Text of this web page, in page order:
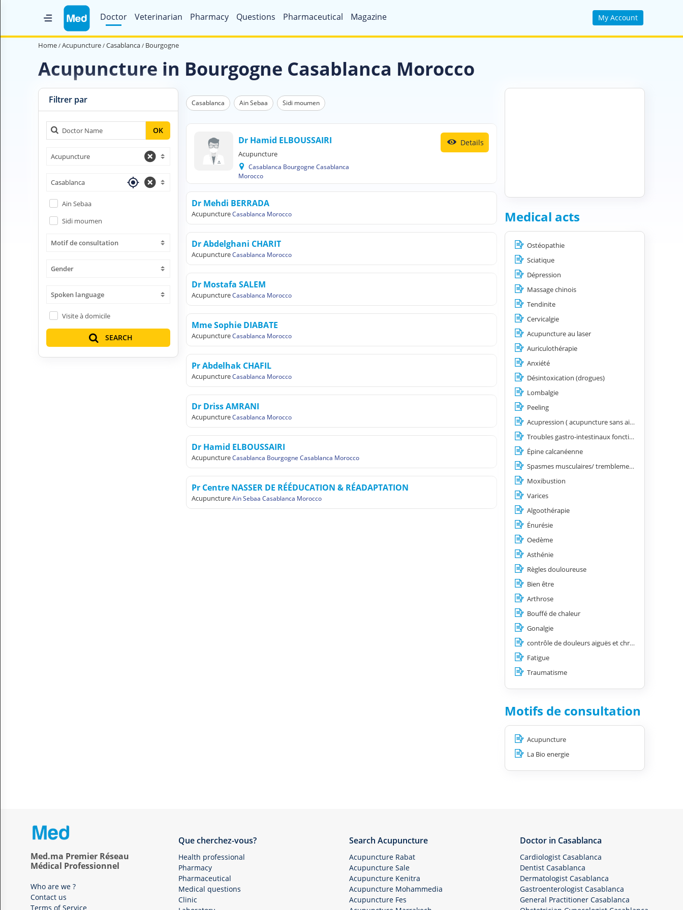
Doctor Veterinarian Pharmacy Questions Pharmaceutical Magazine
My Account
Home
Medical Magazine
Contact us
Pharmaceutical
Medical questions
Home Acupuncture Casablanca Bourgogne
Acupuncture in Bourgogne Casablanca Morocco
Filtrer par
OK
Acupuncture
Casablanca
Ain Sebaa
Sidi moumen
Motif de consultation
Gender
Spoken language
Visite à domicile
SEARCH
Casablanca Ain Sebaa Sidi moumen
Dr Hamid ELBOUSSAIRI
Acupuncture
Casablanca Bourgogne Casablanca
Morocco
Details
Dr Mehdi BERRADA
AcupunctureCasablanca Morocco
Dr Abdelghani CHARIT
AcupunctureCasablanca Morocco
Dr Mostafa SALEM
AcupunctureCasablanca Morocco
Mme Sophie DIABATE
AcupunctureCasablanca Morocco
Pr Abdelhak CHAFIL
AcupunctureCasablanca Morocco
Dr Driss AMRANI
AcupunctureCasablanca Morocco
Dr Hamid ELBOUSSAIRI
AcupunctureCasablanca Bourgogne Casablanca Morocco
Pr Centre NASSER DE RÉÉDUCATION & RÉADAPTATION
AcupunctureAin Sebaa Casablanca Morocco
Medical acts
Ostéopathie
Sciatique
Dépression
Massage chinois
Tendinite
Cervicalgie
Acupuncture au laser
Auriculothérapie
Anxiété
Désintoxication (drogues)
Lombalgie
Peeling
Acupression ( acupuncture sans aiguilles)
Troubles gastro-intestinaux fonctionnels (nausées et vomissements, spasmes œsophagiens, hyperacidité, côlon irritable)
Épine calcanéenne
Spasmes musculaires/ tremblements/ les tics/ les contractures
Moxibustion
Varices
Algoothérapie
Énurésie
Oedème
Asthénie
Règles douloureuse
Bien être
Arthrose
Bouffé de chaleur
Gonalgie
contrôle de douleurs aiguës et chroniques
Fatigue
Traumatisme
Motifs de consultation
Acupuncture
La Bio energie
Med.ma Premier Réseau
Médical Professionnel
Who are we ?
Contact us
Terms of Service
Que cherchez-vous?
Health professional
Pharmacy
Pharmaceutical
Medical questions
Clinic
Search Acupuncture
Acupuncture Rabat
Acupuncture Sale
Acupuncture Kenitra
Acupuncture Mohammedia
Acupuncture Fes
Doctor in Casablanca
Cardiologist Casablanca
Dentist Casablanca
Dermatologist Casablanca
Gastroenterologist Casablanca
General Practitioner Casablanca